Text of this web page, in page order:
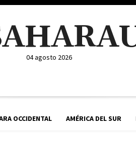
04 agosto 2026
OCCIDENTAL AMÉRICA DEL SUR